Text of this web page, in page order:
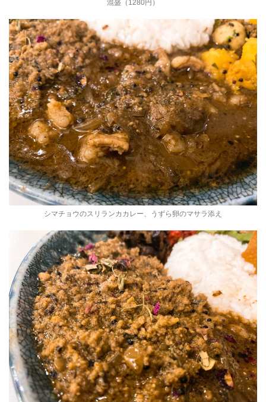
混盛（1280円）
シマチョウのスリランカカレー、うずら卵のマサラ添え